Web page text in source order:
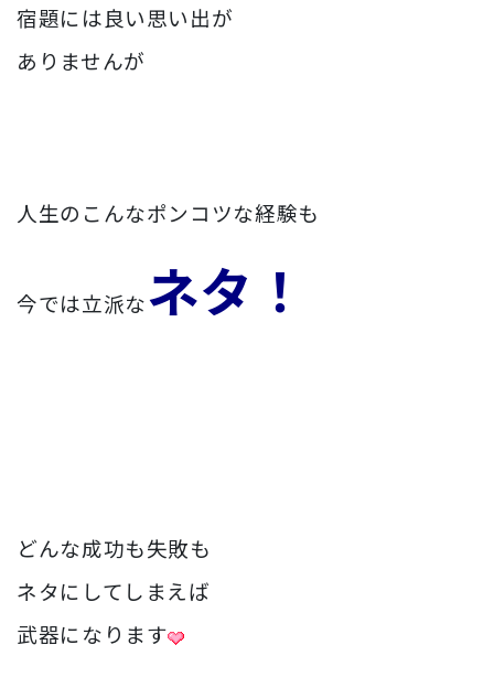
宿題には良い思い出が
ありませんが
人生のこんなポンコツな経験も
今では立派なネタ！
どんな成功も失敗も
ネタにしてしまえば
武器になります